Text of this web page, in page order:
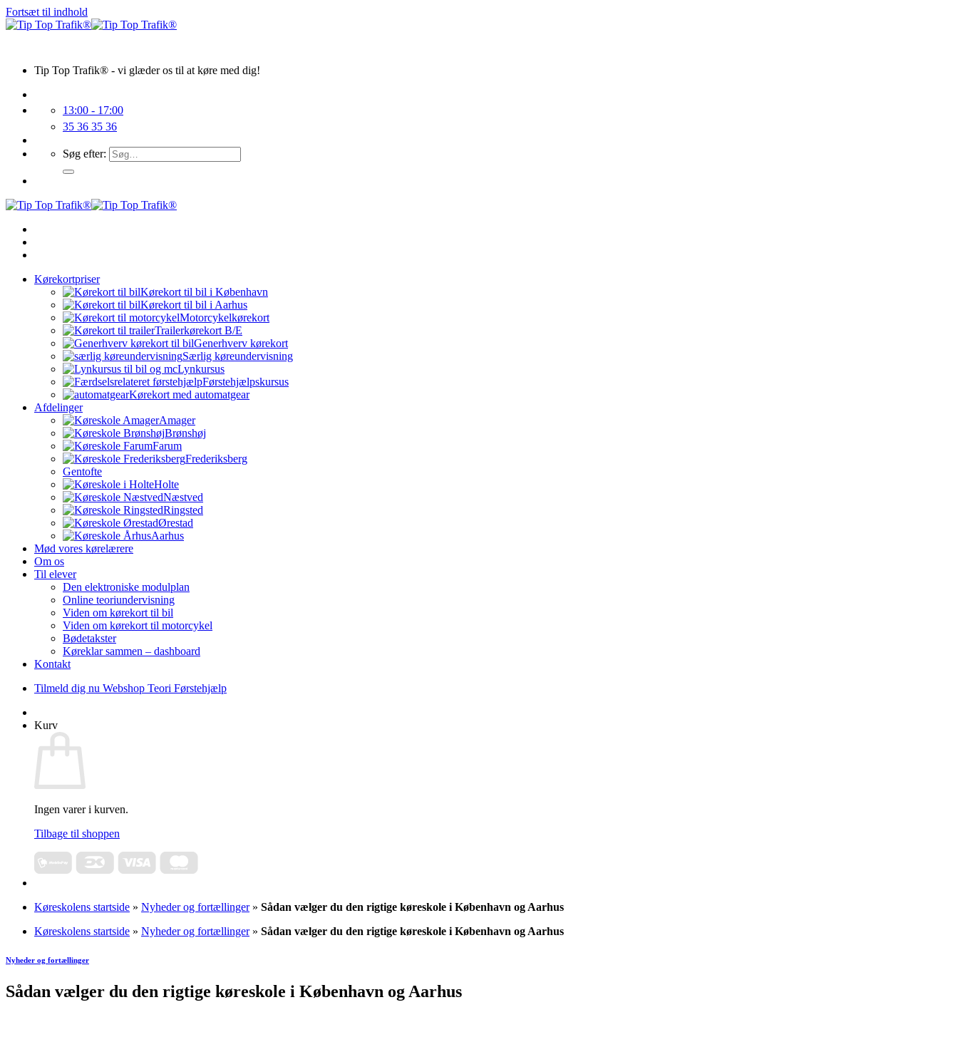
Fortsæt til indhold
Tip Top Trafik® - vi glæder os til at køre med dig!
13:00 - 17:00
35 36 35 36
Søg efter:
Kørekortpriser
Kørekort til bil i København
Kørekort til bil i Aarhus
Motorcykelkørekort
Trailerkørekort B/E
Generhverv kørekort
Særlig køreundervisning
Lynkursus
Førstehjælpskursus
Kørekort med automatgear
Afdelinger
Amager
Brønshøj
Farum
Frederiksberg
Gentofte
Holte
Næstved
Ringsted
Ørestad
Aarhus
Mød vores kørelærere
Om os
Til elever
Den elektroniske modulplan
Online teoriundervisning
Viden om kørekort til bil
Viden om kørekort til motorcykel
Bødetakster
Køreklar sammen – dashboard
Kontakt
Tilmeld dig nu Webshop Teori Førstehjælp
Kurv
Ingen varer i kurven.
Tilbage til shoppen
Køreskolens startside » Nyheder og fortællinger » Sådan vælger du den rigtige køreskole i København og Aarhus
Køreskolens startside » Nyheder og fortællinger » Sådan vælger du den rigtige køreskole i København og Aarhus
Nyheder og fortællinger
Sådan vælger du den rigtige køreskole i København og Aarhus